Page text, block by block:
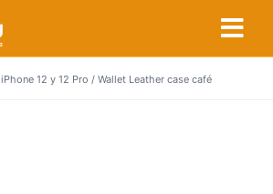
iPhone 12 y 12 Pro / Wallet Leather case café